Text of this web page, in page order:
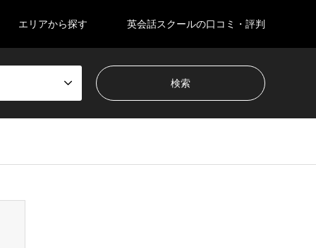
エリアから探す 英会話スクールの口コミ・評判